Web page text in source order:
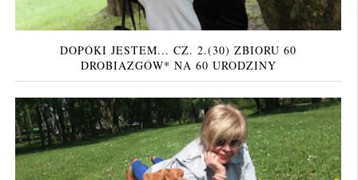
DOPÓKI JESTEM... CZ. 2.(30) ZBIORU 60
DROBIAZGÓW* NA 60 URODZINY